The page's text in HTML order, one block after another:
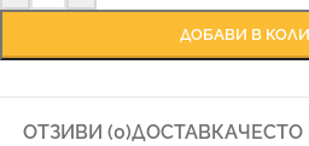
ДОБАВИ В
ОТЗИВИ (0)ДОСТАВКАЧЕСТО